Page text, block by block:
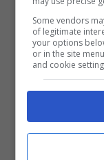
Face yoga: 3
volto –
Semplice,
Per questo
senza
Some vendors
of legitimate
your options
or in the site
and cookie